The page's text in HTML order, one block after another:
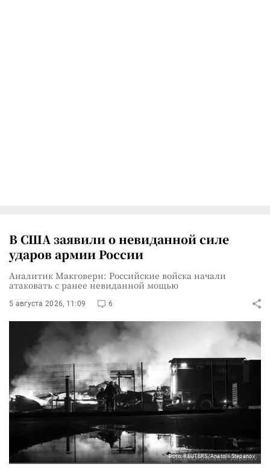
В США заявили о невиданной силе
ударов армии России
Аналитик Макговерн: Российские войска начали
атаковать с ранее невиданной мощью
5 августа 2026, 11:09 6
Фото: REUTERS/Anatolii Stepanov